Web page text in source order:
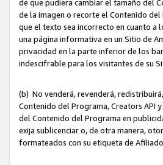
de que pudiera cambiar el tamaño del
de la imagen o recorte el Contenido
que el texto sea incorrecto en cuanto a
una página informativa en un Sitio de
privacidad en la parte inferior de los
indescifrable para los visitantes de su
(b) No venderá, revenderá,
Contenido del Programa, Creators API
del Contenido del Programa en
exija sublicenciar o, de otra manera,
formateados con su etiqueta de